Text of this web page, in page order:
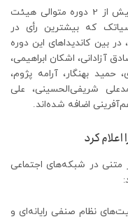
همچنین با توجه به عدم امکان حضور در بیش از 2 دوره متوالی هیئت
که بیشترین رأی در
بین کاندیداهای این دوره
اشکان ابراهیمی،
بهنگار، آرامه پژوم،
شریفی‌الحسینی، علی
اضافه شده‌اند.
کرد
متنی در شبکه‌های اجتماعی
نظام صنفی رایانه‌ای و